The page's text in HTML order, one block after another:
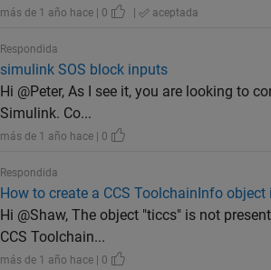
más de 1 año hace | 0 | aceptada
Respondida
simulink SOS block inputs
Hi @Peter, As I see it, you are looking to
Simulink. Co...
más de 1 año hace | 0
Respondida
How to create a CCS ToolchainInfo
Hi @Shaw, The object "ticcs" is not
CCS Toolchain...
más de 1 año hace | 0